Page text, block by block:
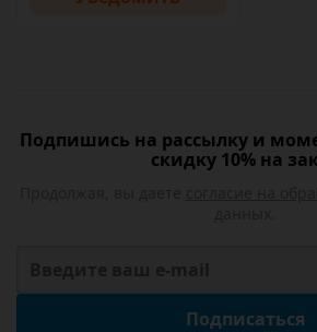
Подпишись на рассылку и
скидку 10% на
Подписаться